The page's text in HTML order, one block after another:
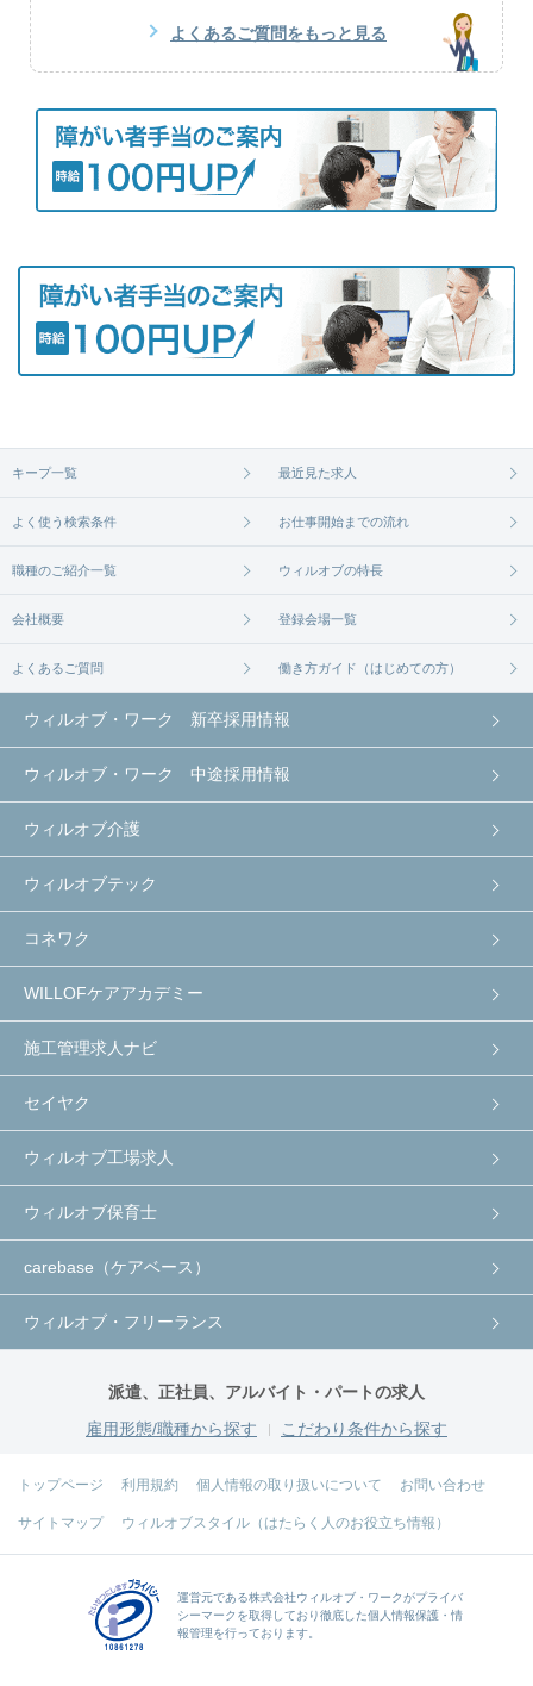
よくあるご質問をもっと見る
キープ一覧 最近見た求人
よく使う検索条件 お仕事開始までの流れ
職種のご紹介一覧 ウィルオブの特長
会社概要 登録会場一覧
よくあるご質問 働き方ガイド（はじめての方）
ウィルオブ・ワーク 新卒採用情報
ウィルオブ・ワーク 中途採用情報
ウィルオブ介護
ウィルオブテック
コネワク
WILLOFケアアカデミー
施工管理求人ナビ
セイヤク
ウィルオブ工場求人
ウィルオブ保育士
carebase（ケアベース）
ウィルオブ・フリーランス
派遣、正社員、アルバイト・パートの求人
雇用形態/職種から探す
こだわり条件から探す
トップページ 利用規約 個人情報の取り扱いについて お問い合わせ
サイトマップ ウィルオブスタイル（はたらく人のお役立ち情報）
運営元である株式会社ウィルオブ・ワークがプライバ
シーマークを取得しており徹底した個人情報保護・情
報管理を行っております。